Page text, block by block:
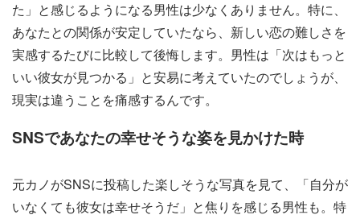
た」と感じるようになる男性は少なくありません。特に、
あなたとの関係が安定していたなら、新しい恋の難しさを
実感するたびに比較して後悔します。男性は「次はもっと
いい彼女が見つかる」と安易に考えていたのでしょうが、
現実は違うことを痛感するんです。
SNSであなたの幸せそうな姿を見かけた時
元カノがSNSに投稿した楽しそうな写真を見て、「自分が
いなくても彼女は幸せそうだ」と焦りを感じる男性も。特